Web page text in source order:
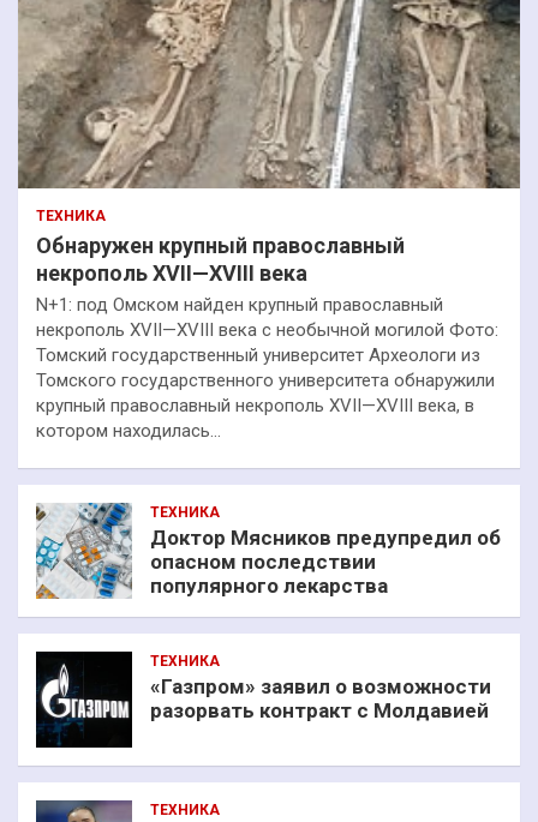
ТЕХНИКА
Обнаружен крупный православный
некрополь XVII—XVIII века
N+1: под Омском найден крупный православный
некрополь XVII—XVIII века с необычной могилой Фото:
Томский государственный университет Археологи из
Томского государственного университета обнаружили
крупный православный некрополь XVII—XVIII века, в
котором находилась…
ТЕХНИКА
Доктор Мясников предупредил об
опасном последствии
популярного лекарства
ТЕХНИКА
«Газпром» заявил о возможности
разорвать контракт с Молдавией
ТЕХНИКА